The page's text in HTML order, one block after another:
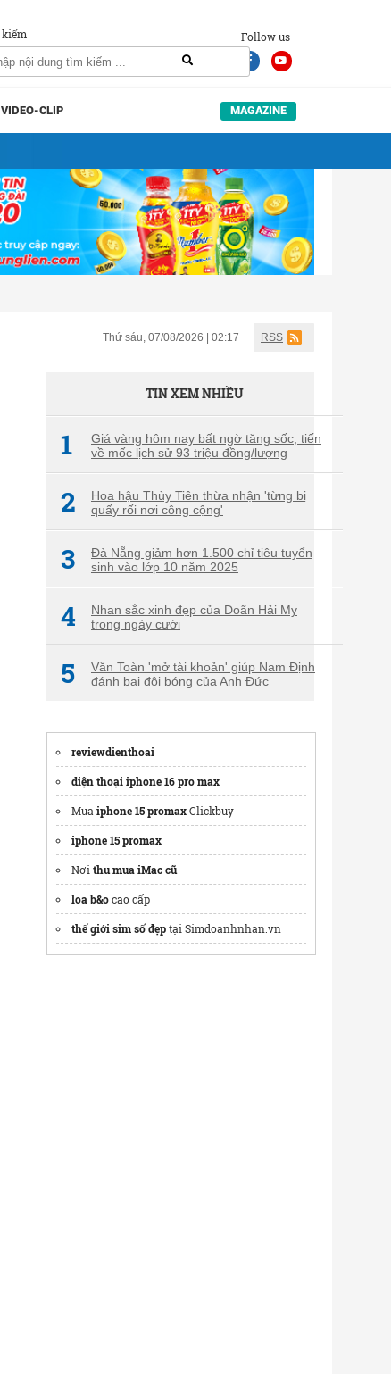
Follow us
VIDEO-CLIP MAGAZINE
Thứ sáu, 07/08/2026 | 02:17 RSS
TIN XEM NHIỀU
1
Giá vàng hôm nay bất ngờ tăng sốc, tiến
về mốc lịch sử 93 triệu đồng/lượng
2
Hoa hậu Thùy Tiên thừa nhận 'từng bị
quấy rối nơi công cộng'
3
Đà Nẵng giảm hơn 1.500 chỉ tiêu tuyển
sinh vào lớp 10 năm 2025
4
Nhan sắc xinh đẹp của Doãn Hải My
trong ngày cưới
5
Văn Toàn 'mở tài khoản' giúp Nam Định
đánh bại đội bóng của Anh Đức
reviewdienthoai
điện thoại iphone 16 pro max
Muaiphone 15 promaxClickbuy
iphone 15 promax
Nơithu mua iMac cũ
loa b&ocao cấp
thế giới sim số đẹptại Simdoanhnhan.vn